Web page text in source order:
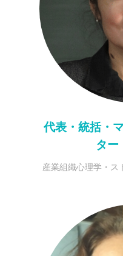
代表・統括・
ター
産業組織心理学・ス